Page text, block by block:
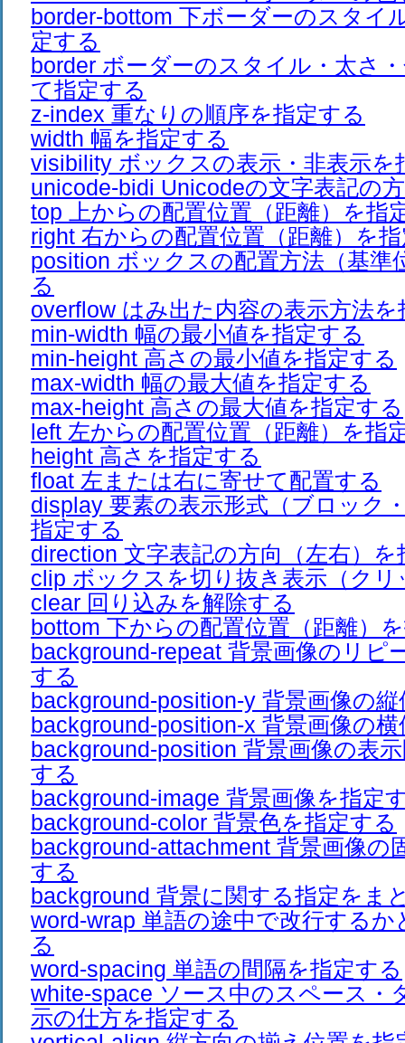
border-bottom 下ボーダーのスタイ
定する
border ボーダーのスタイル・太さ
て指定する
z-index 重なりの順序を指定する
width 幅を指定する
visibility ボックスの表示・非表示を
unicode-bidi Unicodeの文字表記の
top 上からの配置位置（距離）を指
right 右からの配置位置（距離）を
position ボックスの配置方法（基準
る
overflow はみ出た内容の表示方法を
min-width 幅の最小値を指定する
min-height 高さの最小値を指定する
max-width 幅の最大値を指定する
max-height 高さの最大値を指定する
left 左からの配置位置（距離）を指
height 高さを指定する
float 左または右に寄せて配置する
display 要素の表示形式（ブロック
指定する
direction 文字表記の方向（左右）を
clip ボックスを切り抜き表示（ク
clear 回り込みを解除する
bottom 下からの配置位置（距離）
background-repeat 背景画像のリピ
する
background-position-y 背景画像の
background-position-x 背景画像の
background-position 背景画像の表
する
background-image 背景画像を指定
background-color 背景色を指定する
background-attachment 背景画像の
する
background 背景に関する指定をま
word-wrap 単語の途中で改行する
る
word-spacing 単語の間隔を指定する
white-space ソース中のスペース・
示の仕方を指定する